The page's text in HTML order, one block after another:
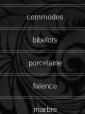
commodes
bibelots
porcelaine
faïence
marbre